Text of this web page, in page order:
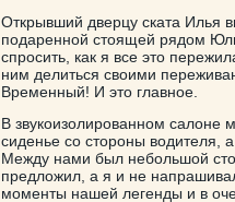
Открывший дверцу ската Илья
подаренной стоящей рядом
спросить, как я все это
ним делиться своими
Временный! И это главное.
В звукоизолированном
сиденье со стороны водителя,
Между нами был небольшой
предложил, а я и не
моменты нашей легенды и в